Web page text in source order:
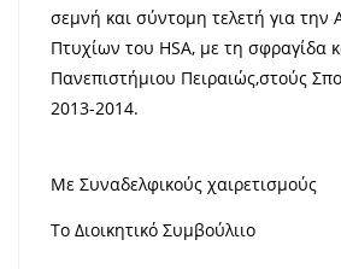
σεμνή και σύντομη τελετή για την
Πτυχίων του HSA, με τη σφραγίδα
Πανεπιστήμιου Πειραιώς,στούς
2013-2014.
Με Συναδελφικούς χαιρετισμούς
Το Διοικητικό Συμβούλιιο